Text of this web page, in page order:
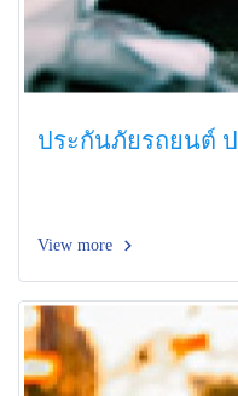
ประกันภัยรถยนต์ ป
View more